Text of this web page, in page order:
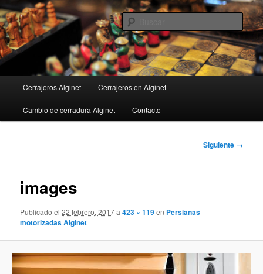
Ir
al
contenido
principal
principal
Cerrajeros Alginet Cerrajeros en Alginet
Cambio de cerradura Alginet Contacto
Navegador
Siguiente →
images
Publicado el 22 febrero, 2017a423 × 119en Persianas
motorizadas Alginet